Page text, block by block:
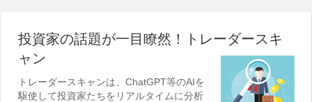
投資家の話題が一目瞭然！トレーダースキ
ャン
トレーダースキャンは、ChatGPT等のAIを
駆使して投資家たちをリアルタイムに分析